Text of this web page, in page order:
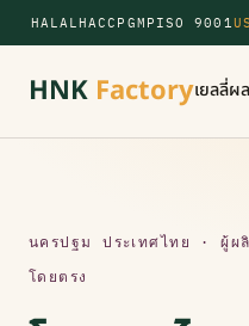
HALALHACCP GMP ISO 9001
HNK Factoryเยลลี่ผ
นครปฐม ประเทศไทย · ผู้ผ
โดยตรง